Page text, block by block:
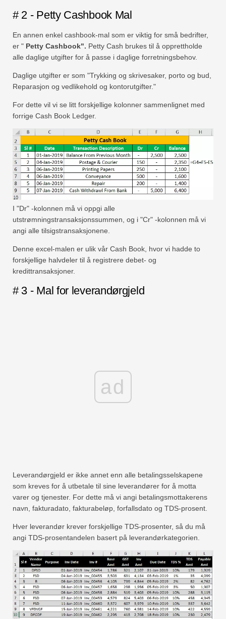
# 2 - Petty Cashbook Mal
En annen enkel cashbook-mal som er viktig for små bedrifter,
er " Petty Cashbook". Petty Cash brukes til å opprettholde
alle daglige utgifter for å passe i daglige forretningsbehov.
Daglige utgifter er som "Trykking og skrivesaker, porto og bud,
Reparasjon og vedlikehold og kontorutgifter."
For dette vil vi se litt forskjellige kolonner sammenlignet med
forrige Cash Book Ledger.
I "Dr" -kolonnen må vi oppgi alle
utstrømningstransaksjonssummen, og i "Cr" -kolonnen må vi
angi alle tilsigstransaksjonene.
Denne excel-malen er ulik vår Cash Book, hvor vi hadde to
forskjellige halvdeler til å registrere debet- og
kredittransaksjoner.
# 3 - Mal for leverandørgjeld
ad
Leverandørgjeld er ikke annet enn alle betalingsselskapene
som kreves for å utbetale til sine leverandører for å motta
varer og tjenester. For dette må vi angi betalingsmottakerens
navn, fakturadato, fakturabeløp, forfallsdato og TDS-prosent.
Hver leverandør krever forskjellige TDS-prosenter, så du må
angi TDS-prosentandelen basert på leverandørkategorien.